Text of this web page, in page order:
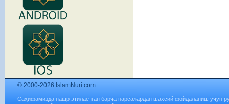
© 2000-2026 IslamNuri.com
Саҳифамизда нашр этилаётган барча нарсалардан шахсий фойдаланиш учун